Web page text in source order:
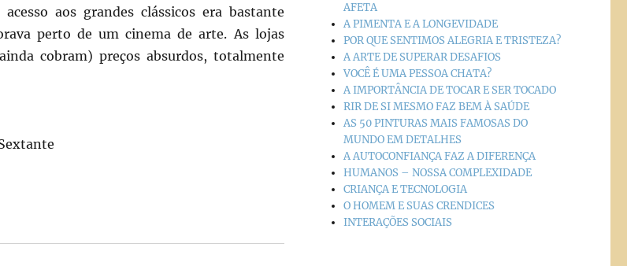
aos grandes clássicos era bastante
perto de um cinema de arte. As lojas
cobram) preços absurdos, totalmente
AFETA
A PIMENTA E A LONGEVIDADE
POR QUE SENTIMOS ALEGRIA E TRISTEZA?
A ARTE DE SUPERAR DESAFIOS
VOCÊ É UMA PESSOA CHATA?
A IMPORTÂNCIA DE TOCAR E SER TOCADO
RIR DE SI MESMO FAZ BEM À SAÚDE
AS 50 PINTURAS MAIS FAMOSAS DO
MUNDO EM DETALHES
A AUTOCONFIANÇA FAZ A DIFERENÇA
HUMANOS – NOSSA COMPLEXIDADE
CRIANÇA E TECNOLOGIA
O HOMEM E SUAS CRENDICES
INTERAÇÕES SOCIAIS